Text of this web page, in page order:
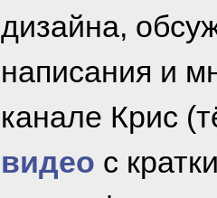
дизайна,
написания и
канале Крис
видео с